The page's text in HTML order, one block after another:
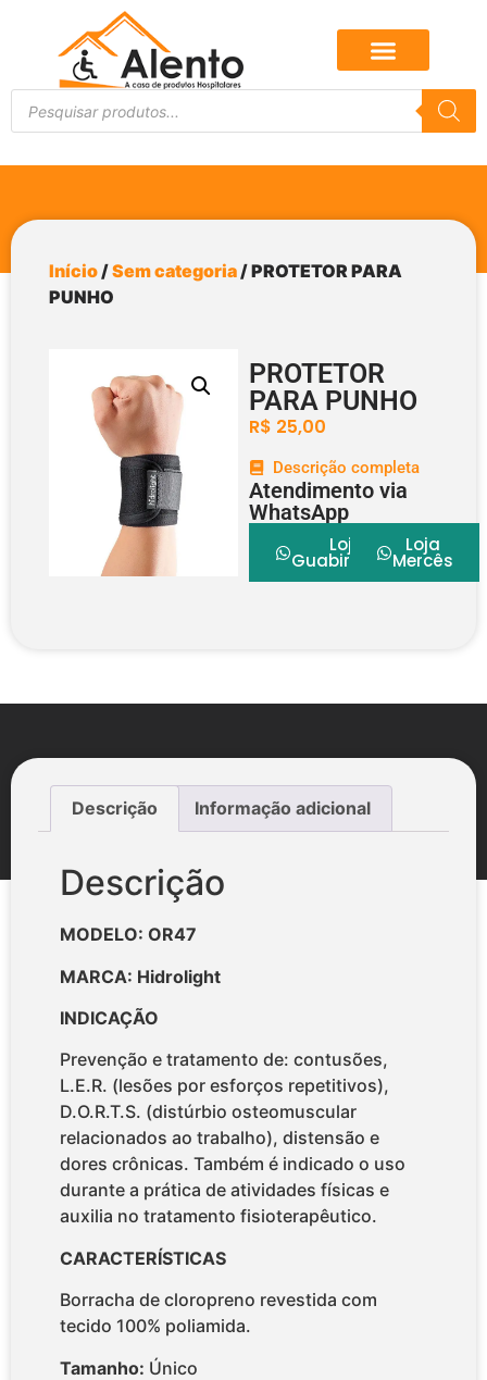
Início/Sem categoria/ PROTETOR PARA
PUNHO
PROTETOR
PARA PUNHO
R$ 25,00
Descrição completa
Atendimento via
WhatsApp
Loja
Guabirotuba
Loja
Mercês
Descrição Informação adicional
Descrição
MODELO: OR47
MARCA: Hidrolight
INDICAÇÃO
Prevenção e tratamento de: contusões,
L.E.R. (lesões por esforços repetitivos),
D.O.R.T.S. (distúrbio osteomuscular
relacionados ao trabalho), distensão e
dores crônicas. Também é indicado o uso
durante a prática de atividades físicas e
auxilia no tratamento fisioterapêutico.
CARACTERÍSTICAS
Borracha de cloropreno revestida com
tecido 100% poliamida.
Tamanho: Único